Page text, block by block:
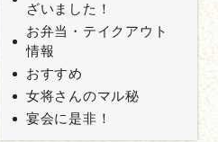
ざいました！
お弁当・テイクアウト
情報
おすすめ
女将さんのマル秘
宴会に是非！